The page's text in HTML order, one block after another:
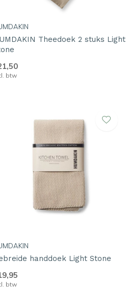
Theedoek 2 stuks Light
btw
handdoek Light Stone
btw